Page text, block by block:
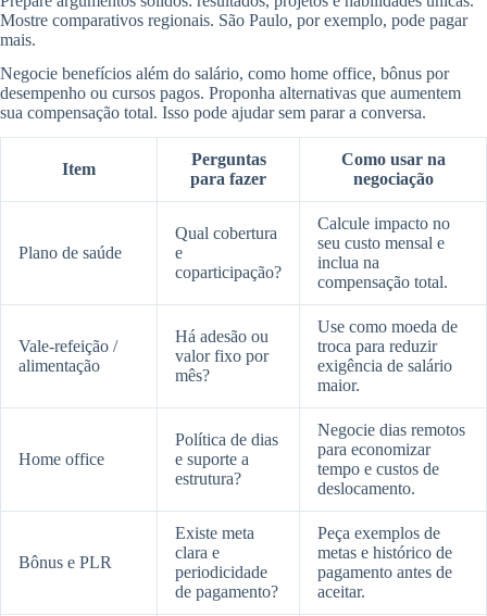
Mostre comparativos regionais. São Paulo, por exemplo, pode pagar
mais.
Negocie benefícios além do salário, como home office, bônus por
desempenho ou cursos pagos. Proponha alternativas que aumentem
sua compensação total. Isso pode ajudar sem parar a conversa.
Item
Perguntas
para fazer
Como usar na
negociação
Plano de saúde
Qual cobertura
e
coparticipação?
Calcule impacto no
seu custo mensal e
inclua na
compensação total.
Vale-refeição /
alimentação
Há adesão ou
valor fixo por
mês?
Use como moeda de
troca para reduzir
exigência de salário
maior.
Home office
Política de dias
e suporte a
estrutura?
Negocie dias remotos
para economizar
tempo e custos de
deslocamento.
Bônus e PLR
Existe meta
clara e
periodicidade
de pagamento?
Peça exemplos de
metas e histórico de
pagamento antes de
aceitar.